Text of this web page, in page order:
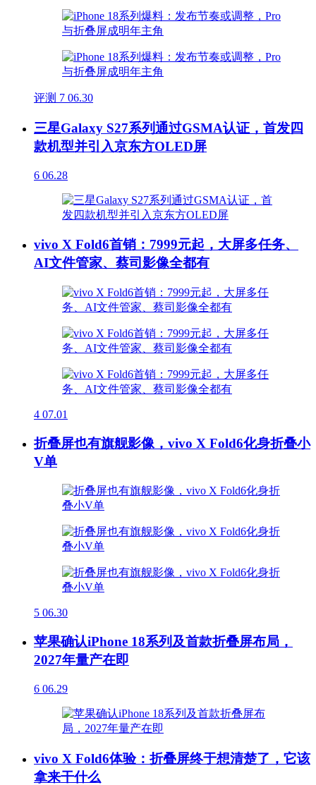
评测 7 06.30
三星Galaxy S27系列通过GSMA认证，首发四
款机型并引入京东方OLED屏
6 06.28
vivo X Fold6首销：7999元起，大屏多任务、
AI文件管家、蔡司影像全都有
4 07.01
折叠屏也有旗舰影像，vivo X Fold6化身折叠小
V单
5 06.30
苹果确认iPhone 18系列及首款折叠屏布局，
2027年量产在即
6 06.29
vivo X Fold6体验：折叠屏终于想清楚了，它该
拿来干什么